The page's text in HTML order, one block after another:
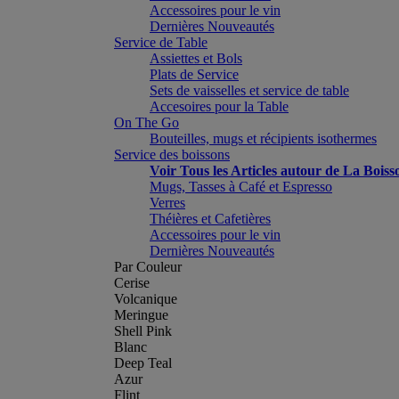
Accessoires pour le vin
Dernières Nouveautés
Service de Table
Assiettes et Bols
Plats de Service
Sets de vaisselles et service de table
Accesoires pour la Table
On The Go
Bouteilles, mugs et récipients isothermes
Service des boissons
Voir Tous les Articles autour de La
Mugs, Tasses à Café et Espresso
Verres
Théières et Cafetières
Accessoires pour le vin
Dernières Nouveautés
Par Couleur
Cerise
Volcanique
Meringue
Shell Pink
Blanc
Deep Teal
Azur
Flint